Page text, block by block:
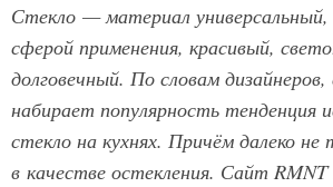
Стекло — материал
сферой применения, красивый,
долговечный. По словам дизайнеров,
набирает популярность тенденция
стекло на кухнях. Причём далеко не
в качестве остекления. Сайт